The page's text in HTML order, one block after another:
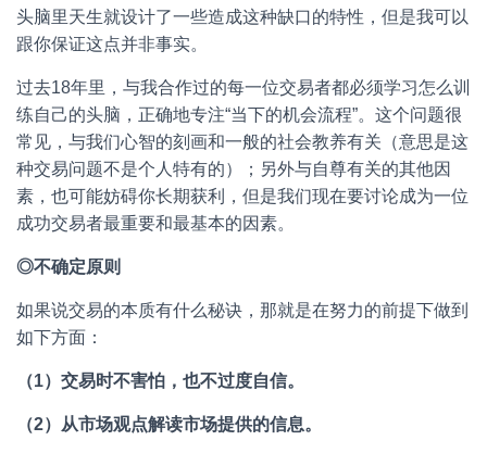
头脑里天生就设计了一些造成这种缺口的特性，但是我可以
跟你保证这点并非事实。
过去18年里，与我合作过的每一位交易者都必须学习怎么训
练自己的头脑，正确地专注“当下的机会流程”。这个问题很
常见，与我们心智的刻画和一般的社会教养有关（意思是这
种交易问题不是个人特有的）；另外与自尊有关的其他因
素，也可能妨碍你长期获利，但是我们现在要讨论成为一位
成功交易者最重要和最基本的因素。
◎不确定原则
如果说交易的本质有什么秘诀，那就是在努力的前提下做到
如下方面：
（1）交易时不害怕，也不过度自信。
（2）从市场观点解读市场提供的信息。